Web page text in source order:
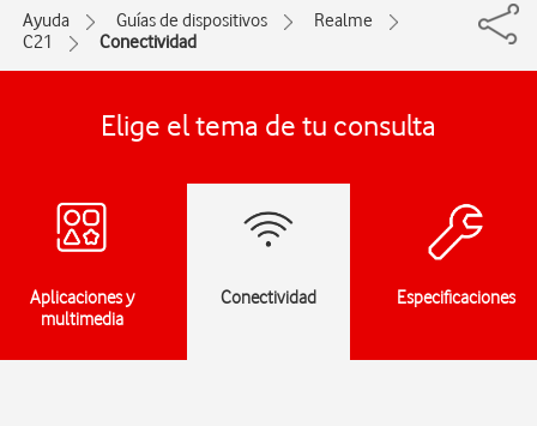
Ayuda Guías de dispositivos
Realme
C21
Conectividad
Elige el tema de tu consulta
Aplicaciones y
multimedia
Conectividad Especificaciones